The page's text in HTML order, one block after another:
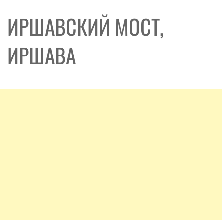
ИРШАВСКИЙ МОСТ,
ИРШАВА